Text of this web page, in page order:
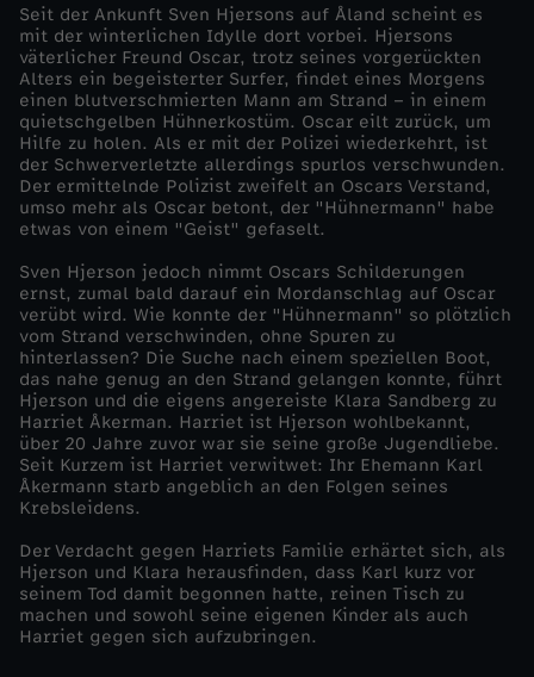
j
e
r
s
n
-
P
h
a
n
t
Seit der Ankunft Sven Hjersons auf Åland scheint es
mit der winterlichen Idylle dort vorbei. Hjersons
väterlicher Freund Oscar, trotz seines vorgerückten
Alters ein begeisterter Surfer, findet eines Morgens
einen blutverschmierten Mann am Strand – in einem
quietschgelben Hühnerkostüm. Oscar eilt zurück, um
Hilfe zu holen. Als er mit der Polizei wiederkehrt, ist
der Schwerverletzte allerdings spurlos verschwunden.
Der ermittelnde Polizist zweifelt an Oscars Verstand,
umso mehr als Oscar betont, der "Hühnermann" habe
etwas von einem "Geist" gefaselt.
Sven Hjerson jedoch nimmt Oscars Schilderungen
ernst, zumal bald darauf ein Mordanschlag auf Oscar
verübt wird. Wie konnte der "Hühnermann" so plötzlich
vom Strand verschwinden, ohne Spuren zu
hinterlassen? Die Suche nach einem speziellen Boot,
das nahe genug an den Strand gelangen konnte, führt
Hjerson und die eigens angereiste Klara Sandberg zu
Harriet Åkerman. Harriet ist Hjerson wohlbekannt,
über 20 Jahre zuvor war sie seine große Jugendliebe.
Seit Kurzem ist Harriet verwitwet: Ihr Ehemann Karl
Åkermann starb angeblich an den Folgen seines
Krebsleidens.
Der Verdacht gegen Harriets Familie erhärtet sich, als
Hjerson und Klara herausfinden, dass Karl kurz vor
seinem Tod damit begonnen hatte, reinen Tisch zu
machen und sowohl seine eigenen Kinder als auch
Harriet gegen sich aufzubringen.